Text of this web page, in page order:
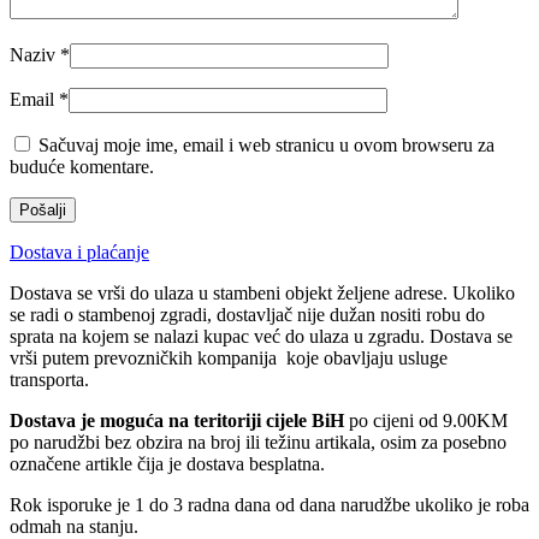
Naziv *
Email *
Sačuvaj moje ime, email i web stranicu u ovom browseru za
buduće komentare.
Dostava i plaćanje
Dostava se vrši do ulaza u stambeni objekt željene adrese. Ukoliko
se radi o stambenoj zgradi, dostavljač nije dužan nositi robu do
sprata na kojem se nalazi kupac već do ulaza u zgradu. Dostava se
vrši putem prevozničkih kompanija koje obavljaju usluge
transporta.
Dostava je moguća na teritoriji cijele BiHpo cijeni od 9.00KM
po narudžbi bez obzira na broj ili težinu artikala, osim za posebno
označene artikle čija je dostava besplatna.
Rok isporuke je 1 do 3 radna dana od dana narudžbe ukoliko je roba
odmah na stanju.